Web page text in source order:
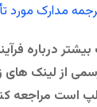
مدارک مورد
درباره
از لینک
است مراجعه